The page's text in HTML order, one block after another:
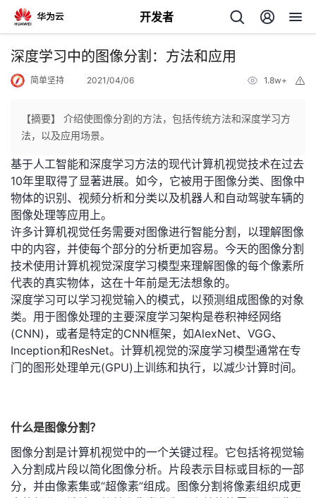
开发者
返
个
人
主
页
我
的
开
发
者
我
客
论
的
我
深度学习中的图像分割：方法和应用
简单坚持 2021/04/06 1.8w+
【摘要】 介绍使图像分割的方法，包括传统方法和深度学习方
法，以及应用场景。
基于人工智能和深度学习方法的现代计算机视觉技术在过去
10年里取得了显著进展。如今，它被用于图像分类、图像中
物体的识别、视频分析和分类以及机器人和自动驾驶车辆的
图像处理等应用上。
许多计算机视觉任务需要对图像进行智能分割，以理解图像
中的内容，并使每个部分的分析更加容易。今天的图像分割
技术使用计算机视觉深度学习模型来理解图像的每个像素所
代表的真实物体，这在十年前是无法想象的。
深度学习可以学习视觉输入的模式，以预测组成图像的对象
类。用于图像处理的主要深度学习架构是卷积神经网络
(CNN)，或者是特定的CNN框架，如AlexNet、VGG、
Inception和ResNet。计算机视觉的深度学习模型通常在专
门的图形处理单元(GPU)上训练和执行，以减少计算时间。
什么是图像分割？
图像分割是计算机视觉中的一个关键过程。它包括将视觉输
入分割成片段以简化图像分析。片段表示目标或目标的一部
分，并由像素集或“超像素”组成。图像分割将像素组织成更